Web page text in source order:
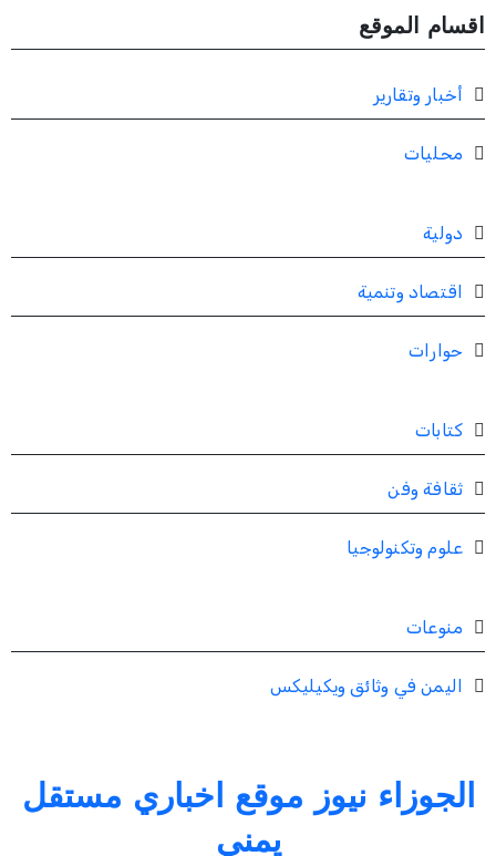
اقسام الموقع
أخبار وتقارير
محليات
دولية
اقتصاد وتنمية
حوارات
كتابات
ثقافة وفن
علوم وتكنولوجيا
منوعات
اليمن في وثائق ويكيليكس
الجوزاء نيوز موقع اخباري مستقل
يمني